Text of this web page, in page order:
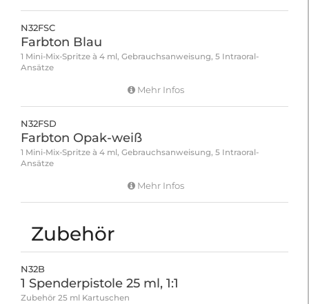
N32FSC
Farbton Blau
1 Mini-Mix-Spritze à 4 ml, Gebrauchsanweisung, 5 Intraoral-
Ansätze
Mehr Infos
N32FSD
Farbton Opak-weiß
1 Mini-Mix-Spritze à 4 ml, Gebrauchsanweisung, 5 Intraoral-
Ansätze
Mehr Infos
Zubehör
N32B
1 Spenderpistole 25 ml, 1:1
Zubehör 25 ml Kartuschen